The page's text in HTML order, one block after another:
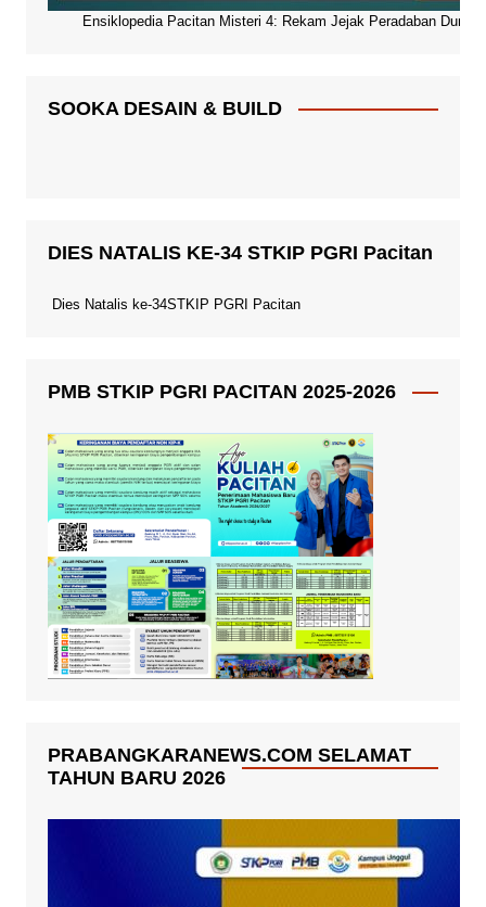
Ensiklopedia Pacitan Misteri 4: Rekam Jejak Peradaban Dunia
SOOKA DESAIN & BUILD
DIES NATALIS KE-34 STKIP PGRI Pacitan
Dies Natalis ke-34STKIP PGRI Pacitan
PMB STKIP PGRI PACITAN 2025-2026
PRABANGKARANEWS.COM SELAMAT
TAHUN BARU 2026